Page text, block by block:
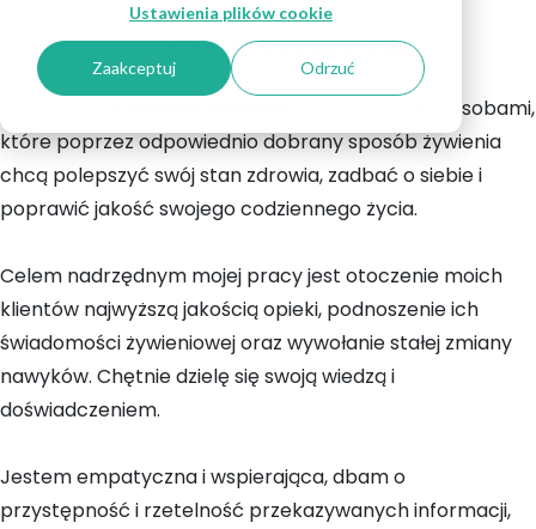
Ustawienia plików cookie
Zaakceptuj Odrzuć
Witam Cię serdecznie.
i współpracuję z osobami,
które poprzez odpowiednio dobrany sposób żywienia
chcą polepszyć swój stan zdrowia, zadbać o siebie i
poprawić jakość swojego codziennego życia.
Celem nadrzędnym mojej pracy jest otoczenie moich
klientów najwyższą jakością opieki, podnoszenie ich
świadomości żywieniowej oraz wywołanie stałej zmiany
nawyków. Chętnie dzielę się swoją wiedzą i
doświadczeniem.
Jestem empatyczna i wspierająca, dbam o
przystępność i rzetelność przekazywanych informacji,